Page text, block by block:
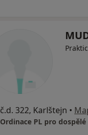
č.d. 322, Karlštejn •
Ordinace PL pro dospělé